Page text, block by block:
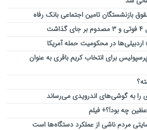
بازنشستگان تامین اجتماعی بانک رفاه
در محکومیت حمله آمریکا
برای انتخاب کریم باقری به عنوان
را به گوشی‌های اندرویدی می‌رساند
چه بود!؟+ فیلم
مردم ناشی از عملکرد دستگاه‌ها است